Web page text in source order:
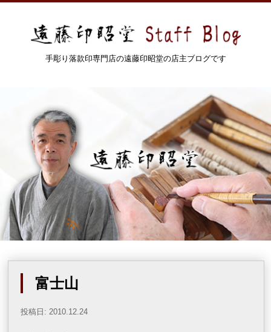
手彫り落款印専門店の遠藤印昭堂の店主ブログです
富士山
投稿日: 2010.12.24